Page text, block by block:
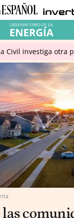
Civil investiga otra